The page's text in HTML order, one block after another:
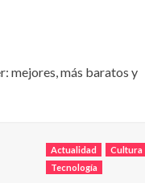
mejores, más baratos y
Actualidad Cultura
Tecnología